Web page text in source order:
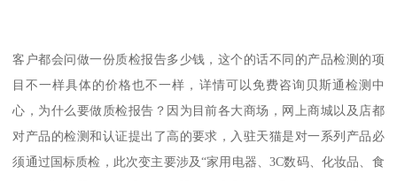
客户都会问做一份质检报告多少钱，这个的话不同的产品检测的项
目不一样具体的价格也不一样，详情可以免费咨询贝斯通检测中
心，为什么要做质检报告？因为目前各大商场，网上商城以及店都
对产品的检测和认证提出了高的要求，入驻天猫是对一系列产品必
须通过国标质检，此次变主要涉及“家用电器、3C数码、化妆品、食